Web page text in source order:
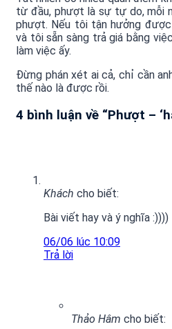
từ đầu, phượt là sự tự do, mỗi
phượt. Nếu tôi tận hưởng
và tôi sẵn sàng trả giá bằng
làm việc ấy.
Đừng phán xét ai cả, chỉ cần
thế nào là được rồi.
4 bình luận về “Phượt –
Khách cho biết:
Bài viết hay và ý nghĩa :))))
06/06 lúc 10:09
Trả lời
Thảo Hâm cho biết: